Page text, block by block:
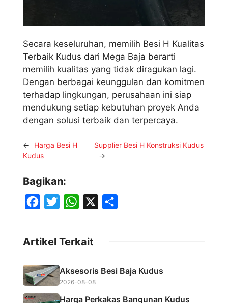
Secara keseluruhan, memilih Besi H Kualitas
Terbaik Kudus dari Mega Baja berarti
memilih kualitas yang tidak diragukan lagi.
Dengan berbagai keunggulan dan komitmen
terhadap lingkungan, perusahaan ini siap
mendukung setiap kebutuhan proyek Anda
dengan solusi terbaik dan terpercaya.
←
Harga Besi H
Kudus
Supplier Besi H Konstruksi Kudus
→
Bagikan:
e
b
o
o
t
e
t
A
Artikel Terkait
Aksesoris Besi Baja Kudus
2026-08-08
Harga Perkakas Bangunan Kudus